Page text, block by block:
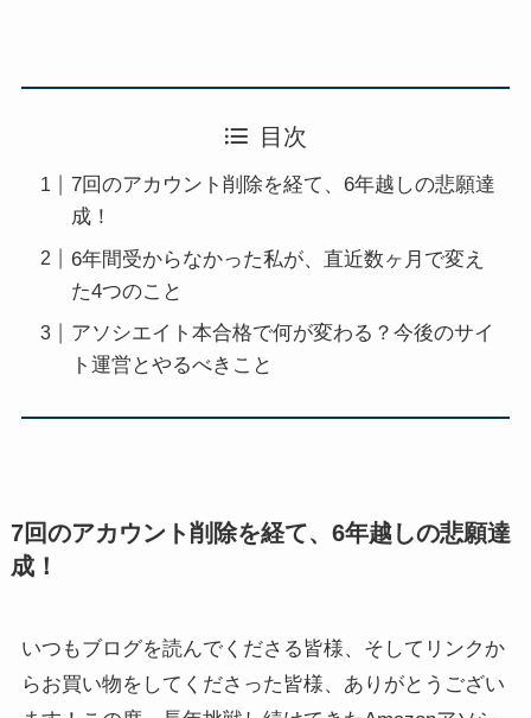
目次
7回のアカウント削除を経て、6年越しの悲願達
成！
6年間受からなかった私が、直近数ヶ月で変え
た4つのこと
アソシエイト本合格で何が変わる？今後のサイ
ト運営とやるべきこと
7回のアカウント削除を経て、6年越しの悲願達
成！
いつもブログを読んでくださる皆様、そしてリンクか
らお買い物をしてくださった皆様、ありがとうござい